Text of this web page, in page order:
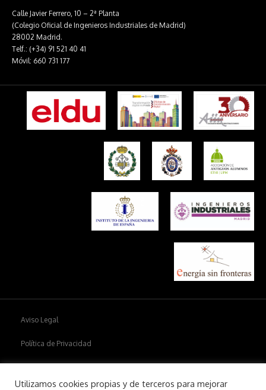
Calle Javier Ferrero, 10 – 2ª Planta
(Colegio Oficial de Ingenieros Industriales de Madrid)
28002 Madrid.
Telf.: (+34) 91 521 40 41
Móvil: 660 731 177
Aviso Legal
Política de Privacidad
Utilizamos cookies propias y de terceros para mejorar